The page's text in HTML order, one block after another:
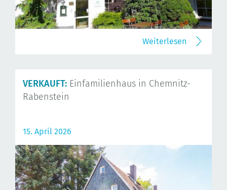
Weiterlesen
VERKAUFT: Einfamilienhaus in Chemnitz-
Rabenstein
15. April 2026